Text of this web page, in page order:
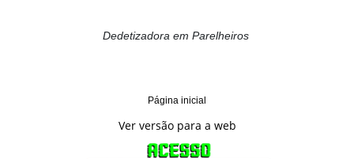
Dedetizadora em Parelheiros
Página inicial
Ver versão para a web